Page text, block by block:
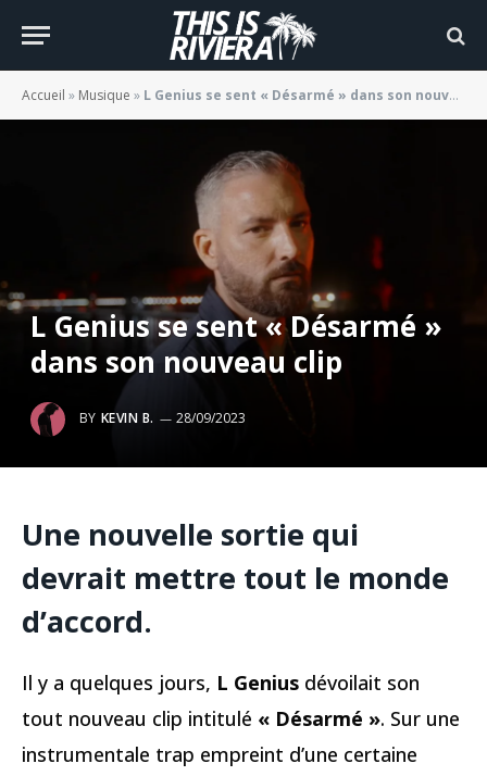
Accueil » Musique » L Genius se sent « Désarmé » dans son nouveau clip
L Genius se sent « Désarmé »
dans son nouveau clip
BY KEVIN B. 28/09/2023
Une nouvelle sortie qui
devrait mettre tout le monde
d’accord.
Il y a quelques jours, L Genius dévoilait son
tout nouveau clip intitulé « Désarmé ». Sur une
instrumentale trap empreint d’une certaine